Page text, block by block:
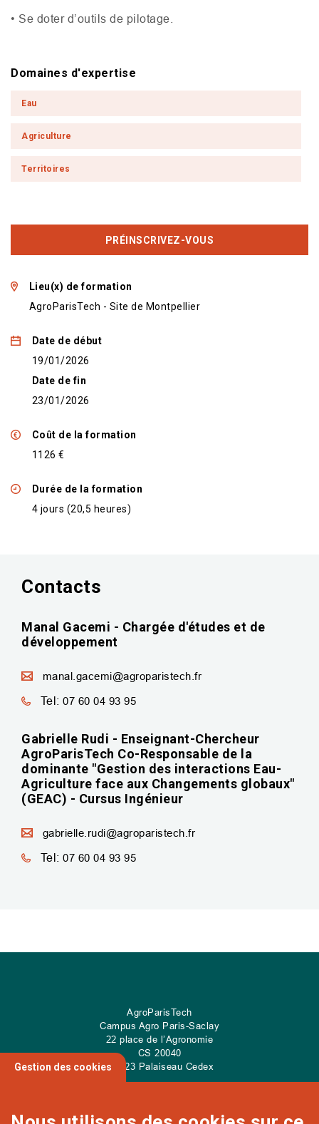
• Se doter d’outils de pilotage.
Domaines d'expertise
Eau
Agriculture
Territoires
PRÉINSCRIVEZ-VOUS
Lieu(x) de formation
AgroParisTech - Site de Montpellier
Date de début
19/01/2026
Date de fin
23/01/2026
Coût de la formation
1126 €
Durée de la formation
4 jours (20,5 heures)
Contacts
Manal Gacemi - Chargée d'études et de
développement
manal.gacemi@agroparistech.fr
Tel: 07 60 04 93 95
Gabrielle Rudi - Enseignant-Chercheur
AgroParisTech Co-Responsable de la
dominante "Gestion des interactions Eau-
Agriculture face aux Changements globaux"
(GEAC) - Cursus Ingénieur
gabrielle.rudi@agroparistech.fr
Tel: 07 60 04 93 95
AgroParisTech
Campus Agro Paris-Saclay
22 place de l’Agronomie
CS 20040
91 123 Palaiseau Cedex
Gestion des cookies